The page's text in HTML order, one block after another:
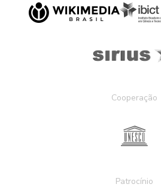
Cooperação
Patrocínio